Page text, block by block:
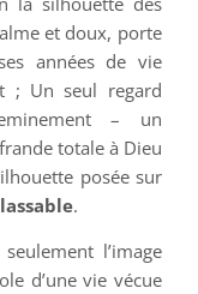
et doux, porte
années de vie
; Un seul regard
– un
totale à Dieu
posée sur
.
l’image
d’une vie vécue